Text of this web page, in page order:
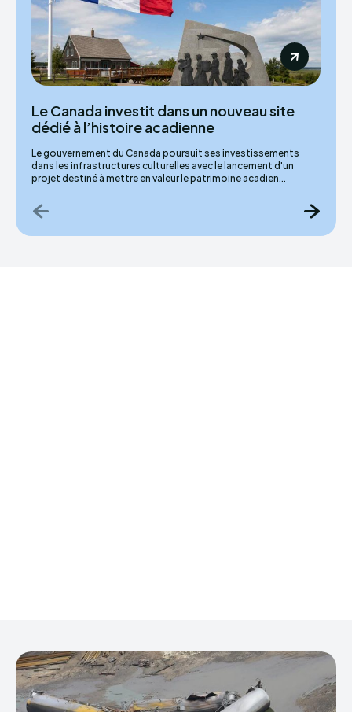
Le Canada investit dans un nouveau site
dédié à l’histoire acadienne
Le gouvernement du Canada poursuit ses investissements
dans les infrastructures culturelles avec le lancement d'un
projet destiné à mettre en valeur le patrimoine acadien...